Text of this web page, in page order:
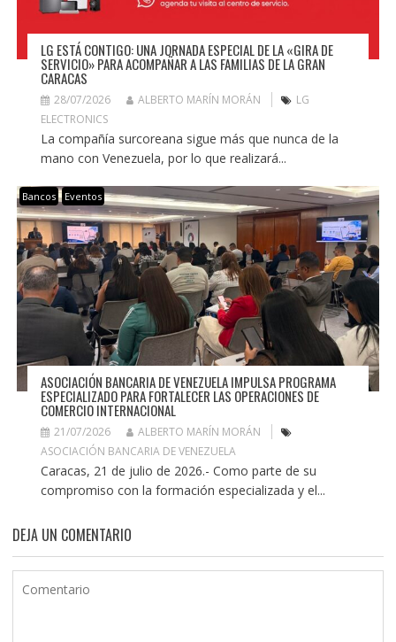
LG ESTÁ CONTIGO: UNA JORNADA ESPECIAL DE LA «GIRA DE
SERVICIO» PARA ACOMPAÑAR A LAS FAMILIAS DE LA GRAN
CARACAS
28/07/2026 ALBERTO MARÍN MORÁN
LG
ELECTRONICS
La compañía surcoreana sigue más que nunca de la
mano con Venezuela, por lo que realizará...
Bancos Eventos
ASOCIACIÓN BANCARIA DE VENEZUELA IMPULSA PROGRAMA
ESPECIALIZADO PARA FORTALECER LAS OPERACIONES DE
COMERCIO INTERNACIONAL
21/07/2026
ALBERTO MARÍN MORÁN
ASOCIACIÓN BANCARIA DE VENEZUELA
Caracas, 21 de julio de 2026.- Como parte de su
compromiso con la formación especializada y el...
DEJA UN COMENTARIO